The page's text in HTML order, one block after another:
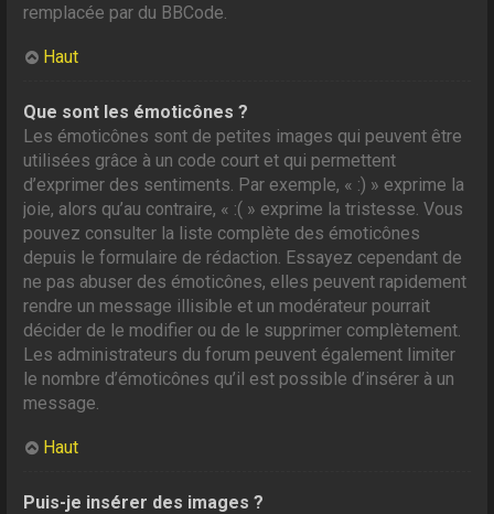
remplacée par du BBCode.
Haut
Que sont les émoticônes ?
Les émoticônes sont de petites images qui peuvent être
utilisées grâce à un code court et qui permettent
d’exprimer des sentiments. Par exemple, « :) » exprime la
joie, alors qu’au contraire, « :( » exprime la tristesse. Vous
pouvez consulter la liste complète des émoticônes
depuis le formulaire de rédaction. Essayez cependant de
ne pas abuser des émoticônes, elles peuvent rapidement
rendre un message illisible et un modérateur pourrait
décider de le modifier ou de le supprimer complètement.
Les administrateurs du forum peuvent également limiter
le nombre d’émoticônes qu’il est possible d’insérer à un
message.
Haut
Puis-je insérer des images ?